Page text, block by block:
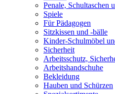
Penale, Schultaschen
Spiele
Für Pädagogen
Sitzkissen und -bälle
Kinder-Schulmöbel
Sicherheit
Arbeitsschutz,
Arbeitshandschuhe
Bekleidung
Hauben und Schürzen